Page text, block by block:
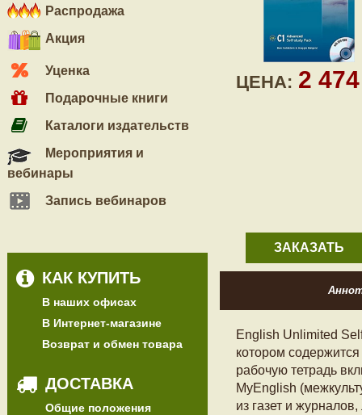
Распродажа
Акция
Уценка
Подарочные книги
Каталоги издательств
Мероприятия и
вебинары
Запись вебинаров
КАК КУПИТЬ
В наших офисах
В Интернет-магазине
Возврат и обмен товара
ДОСТАВКА
Общие положения
ЦЕНА: 2
ЗАКАЗАТЬ
English Unlimited
котором
рабочую тетрадь
MyEnglish
из газет и